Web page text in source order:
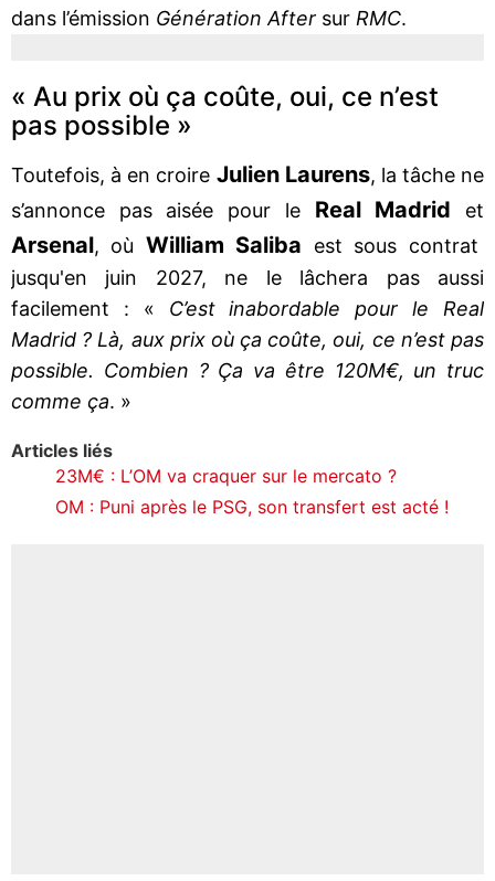
dans l’émission Génération After sur RMC.
« Au prix où ça coûte, oui, ce n’est
pas possible »
Toutefois, à en croire Julien Laurens, la tâche ne
s’annonce pas aisée pour le Real Madrid et
Arsenal, où William Saliba est sous contrat
jusqu'en juin 2027, ne le lâchera pas aussi
facilement : « C’est inabordable pour le Real
Madrid ? Là, aux prix où ça coûte, oui, ce n’est pas
possible. Combien ? Ça va être 120M€, un truc
comme ça. »
Articles liés
23M€ : L’OM va craquer sur le mercato ?
OM : Puni après le PSG, son transfert est acté !